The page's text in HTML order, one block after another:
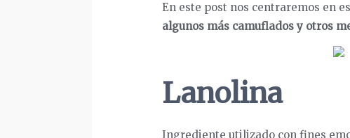
En este post nos centraremos en
algunos más camuflados y otros
Lanolina
Ingrediente utilizado con fines